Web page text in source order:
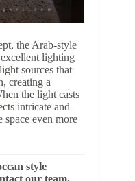
the Arab-style
lighting
sources that
creating a
the light casts
intricate and
space even more
style
our team.